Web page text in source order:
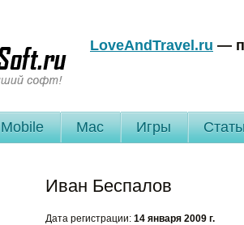
LoveAndTravel.ru —
Mobile Mac Игры
Иван Беспалов
Дата регистрации: 14 января 2009 г.